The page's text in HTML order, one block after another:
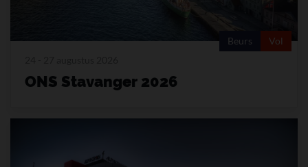
Beurs
Vol
ONS Stavanger 2026